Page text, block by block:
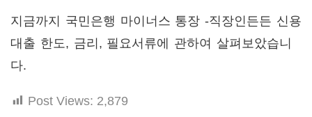
지금까지 국민은행 마이너스 통장 -직장인든든 신용
대출 한도, 금리, 필요서류에 관하여 살펴보았습니
다.
Post Views: 2,879